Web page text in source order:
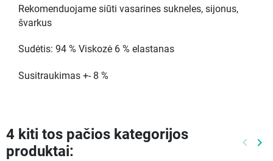
Rekomenduojame siūti vasarines sukneles, sijonus,
švarkus
Sudėtis: 94 % Viskozė 6 % elastanas
Susitraukimas +- 8 %
4 kiti tos pačios kategorijos
produktai:
keyboard_arrow_left keyboard_arrow_right